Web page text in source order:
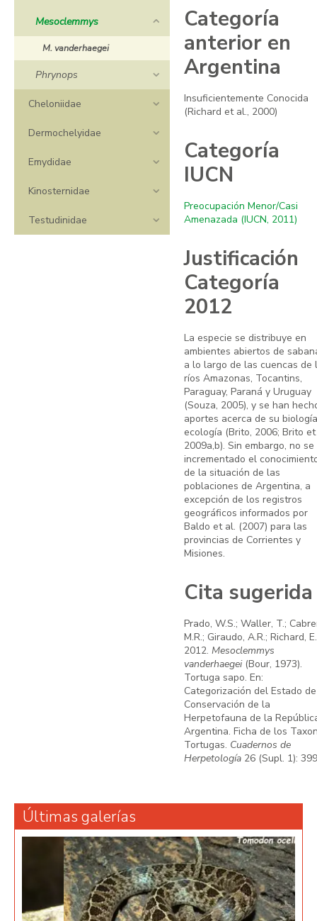
Mesoclemmys
M. vanderhaegei
Phrynops
Cheloniidae
Dermochelyidae
Emydidae
Kinosternidae
Testudinidae
Categoría
anterior en
Argentina
Insuficientemente Conocida
(Richard et al., 2000)
Categoría
IUCN
Preocupación Menor/Casi
Amenazada (IUCN, 2011)
Justificación
Categoría
2012
La especie se distribuye en
ambientes abiertos de
a lo largo de las cuencas de
ríos Amazonas, Tocantins,
Paraguay, Paraná y Uruguay
(Souza, 2005), y se han
aportes acerca de su
ecología (Brito, 2006; Brito
2009a,b). Sin embargo, no se
incrementado el
de la situación de las
poblaciones de Argentina, a
excepción de los registros
geográficos informados por
Baldo et al. (2007) para las
provincias de Corrientes y
Misiones.
Cita sugerida
Prado, W.S.; Waller, T.;
M.R.; Giraudo, A.R.; Richard, E.
2012. Mesoclemmys
vanderhaegei(Bour, 1973).
Tortuga sapo. En:
Categorización del Estado de
Conservación de la
Herpetofauna de la
Argentina. Ficha de los
Tortugas. Cuadernos de
Herpetología 26 (Supl. 1):
Últimas galerías